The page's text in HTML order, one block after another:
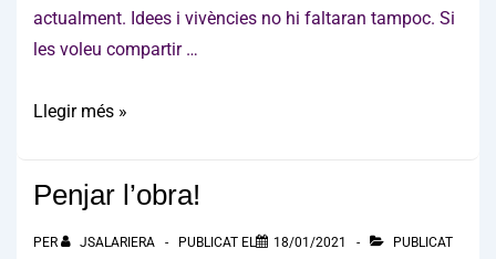
actualment. Idees i vivències no hi faltaran tampoc. Si
les voleu compartir …
Retrobament
Llegir més »
Penjar l’obra!
PER JSALARIERA PUBLICAT EL 18/01/2021
PUBLICAT